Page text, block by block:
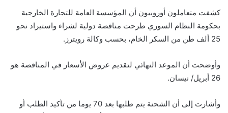
كشفت متعاملون أوروبيون أن المؤسسة العامة للتجارة الخارجية
بحكومة النظام السوري طرحت مناقصة دولية لشراء واستيراد نحو
25 ألف طن من السكر الخام، بحسب وكالة رويترز.
وأوضحت أن الموعد النهائي لتقديم عروض الأسعار في المناقصة هو
26 أبريل/ نيسان.
وأشارت إلى أن الشحنة يتم طلبها بعد 70 يوما من تأكيد الطلب أو